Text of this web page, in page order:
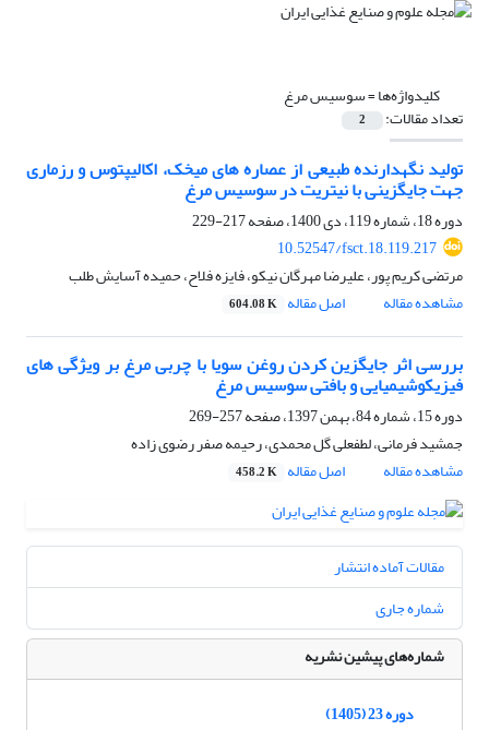
کلیدواژه‌ها =سوسیس مرغ
تعداد مقالات: 2
تولید نگهدارنده طبیعی از عصاره های میخک، اکالیپتوس و رزماری
جهت جایگزینی با نیتریت در سوسیس مرغ
دوره 18، شماره 119، دی 1400، صفحه
217-229
10.52547/fsct.18.119.217
مرتضی کریم پور، علیرضا مهرگان نیکو، فایزه فلاح، حمیده آسایش طلب
مشاهده مقاله
اصل مقاله 604.08 K
بررسی اثر جایگزین کردن روغن سویا با چربی مرغ بر ویژگی های
فیزیکوشیمیایی و بافتی سوسیس مرغ
دوره 15، شماره 84، بهمن 1397، صفحه
257-269
جمشید فرمانی، لطفعلی گل محمدی، رحیمه صفر رضوی زاده
مشاهده مقاله
اصل مقاله 458.2 K
مقالات آماده انتشار
شماره جاری
شماره‌های پیشین نشریه
دوره 23 (1405)